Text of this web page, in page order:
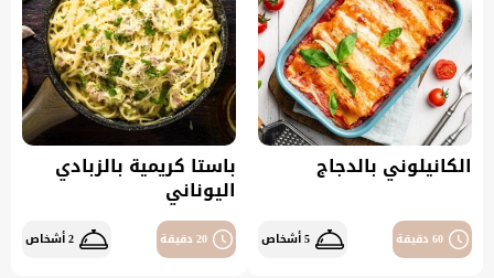
الكانيلوني بالدجاج
60 دقيقة 5 أشخاص
باستا كريمية بالزبادي
اليوناني
20 دقيقة 2 أشخاص